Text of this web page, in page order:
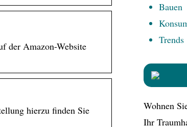
der Amazon-Website
hierzu finden Sie
Bauen
Trends
Wohnen
Ihr